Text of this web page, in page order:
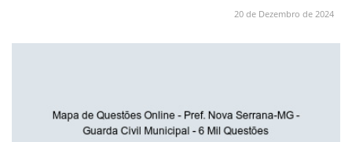
20 de Dezembro de 2024